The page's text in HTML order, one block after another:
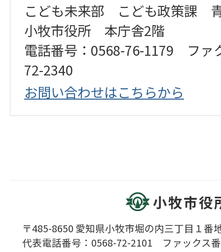
こども未来部 こども政策課
小牧市役所 本庁舎2階
電話番号：0568-76-1179 ファ
72-2340
お問い合わせはこちらから
小牧市役
〒485-8650 愛知県小牧市堀の内三丁目１番
代表電話番号：0568-72-2101 ファックス